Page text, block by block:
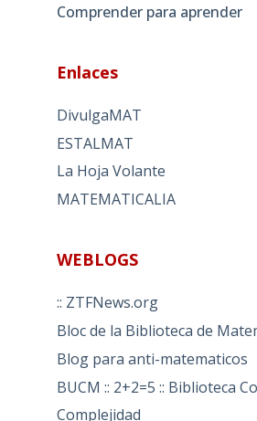
Comprender para aprender
Enlaces
DivulgaMAT
ESTALMAT
La Hoja Volante
MATEMATICALIA
WEBLOGS
:: ZTFNews.org
Bloc de la Biblioteca de
Blog para anti-matematicos
BUCM :: 2+2=5 :: Biblioteca
Complejidad